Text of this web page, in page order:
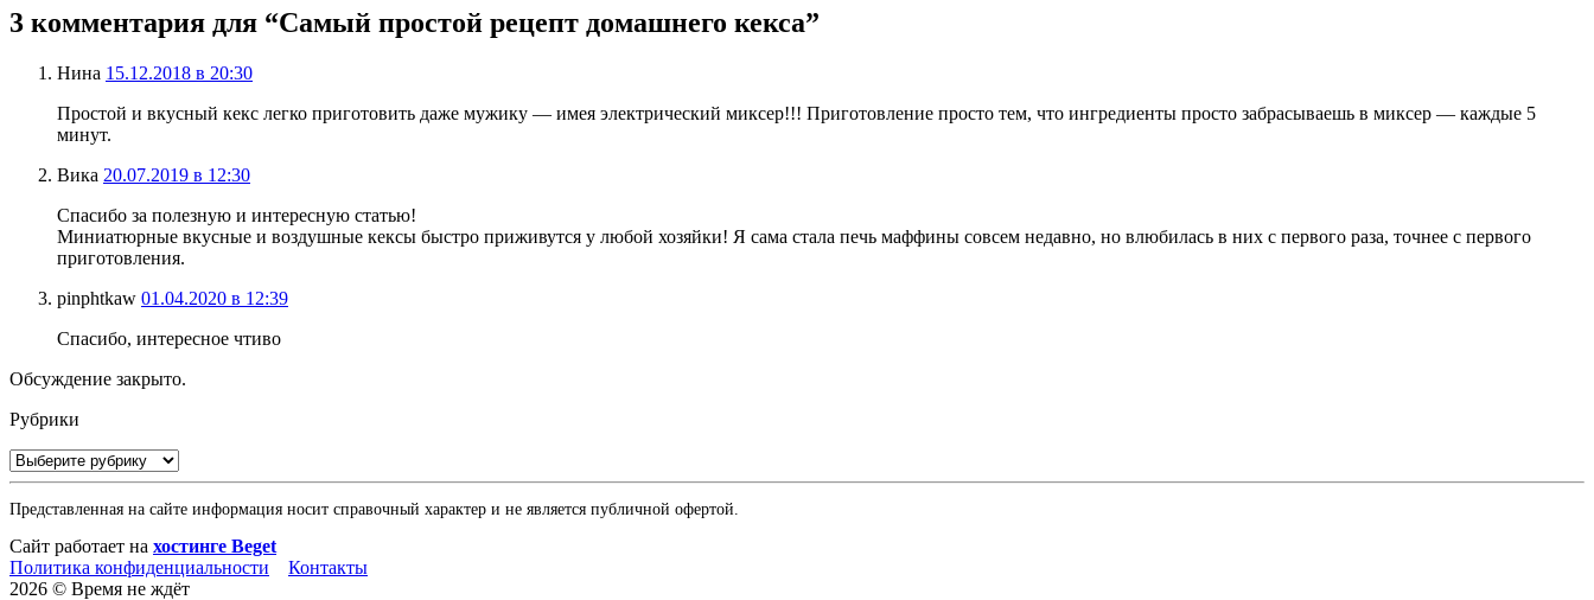
3 комментария для “Самый простой рецепт домашнего кекса”
Нина 15.12.2018 в 20:30
Простой и вкусный кекс легко приготовить даже мужику — имея электрический миксер!!! Приготовление просто тем, что ингредиенты просто забрасываешь в миксер — каждые 5
минут.
Вика 20.07.2019 в 12:30
Спасибо за полезную и интересную статью!
Миниатюрные вкусные и воздушные кексы быстро приживутся у любой хозяйки! Я сама стала печь маффины совсем недавно, но влюбилась в них с первого раза, точнее с первого
приготовления.
pinphtkaw 01.04.2020 в 12:39
Спасибо, интересное чтиво
Обсуждение закрыто.
Рубрики
Рубрики
Представленная на сайте информация носит справочный характер и не является публичной офертой.
Сайт работает на хостинге Beget
Политика конфиденциальности
Контакты
2026 © Время не ждёт